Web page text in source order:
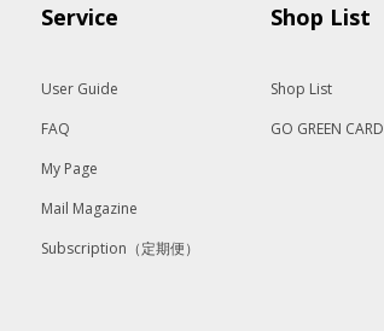
Service
User Guide
FAQ
My Page
Mail Magazine
Subscription（定期便）
Shop List
Shop List
GO GREEN CARD